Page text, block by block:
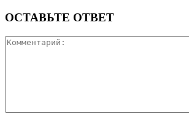
ОСТАВЬТЕ ОТВЕТ